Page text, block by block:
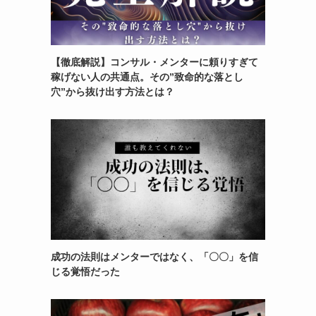
【徹底解説】コンサル・メンターに頼りすぎて
稼げない人の共通点。その”致命的な落とし
穴”から抜け出す方法とは？
成功の法則はメンターではなく、「〇〇」を信
じる覚悟だった